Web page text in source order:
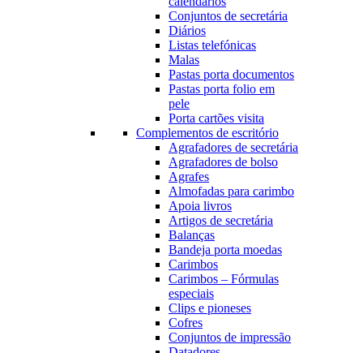
Conjuntos de secretária
Diários
Listas telefónicas
Malas
Pastas porta documentos
Pastas porta folio em
pele
Porta cartões visita
Complementos de escritório
Agrafadores de secretária
Agrafadores de bolso
Agrafes
Almofadas para carimbo
Apoia livros
Artigos de secretária
Balanças
Bandeja porta moedas
Carimbos
Carimbos – Fórmulas
especiais
Clips e pioneses
Cofres
Conjuntos de impressão